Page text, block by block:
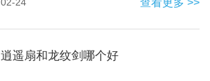
02-24 查看更多 >>
逍遥扇和龙纹剑哪个好